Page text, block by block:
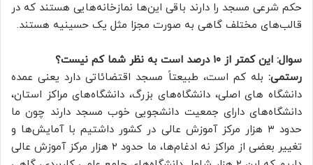
حکم شرعی مسجد را دارند باقی این‌ها نمازخانه‌هایی هستند که در
قالب‌های مختلف گاهی به صورت مجزا مثل یک حسینیه هستند.
سوال: این کمتر از ۱۰ درصد است به نظر شما کم نیست؟
رستمی: بله کم است، طبیعتاً مسجد اقتضائاتی دارد یعنی عمده
دانشگاه های اصلی، دانشگاه‌های بزرگ، دانشگاه‌های مراکز استان،
دانشگاه‌های دارای جمعیت دانشجویی خوب مسجد دارند چون ما
حدود ۳ هزار مرکز آموزش عالی در کشور داشتیم با آمایش‌ها و
تغییر بعضی از مراکز نه ادغام‌ها، ما حدود ۲ هزار مرکز آموزش عالی